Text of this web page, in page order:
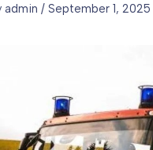
admin / September 1, 2025